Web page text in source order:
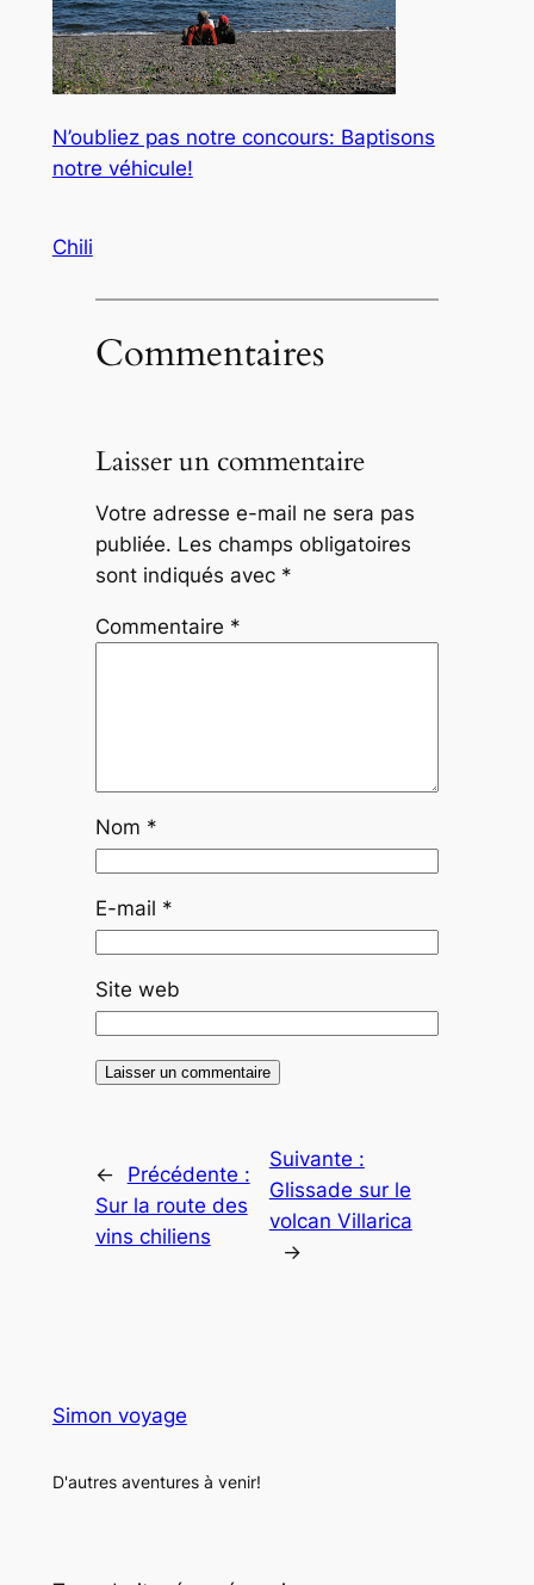
N’oubliez pas notre concours: Baptisons
notre véhicule!
Chili
Commentaires
Laisser un commentaire
Votre adresse e-mail ne sera pas
publiée. Les champs obligatoires
sont indiqués avec *
Commentaire *
Nom *
E-mail *
Site web
←
Précédente :
Sur la route des
vins chiliens
Suivante :
Glissade sur le
volcan Villarica
→
Simon voyage
D'autres aventures à venir!